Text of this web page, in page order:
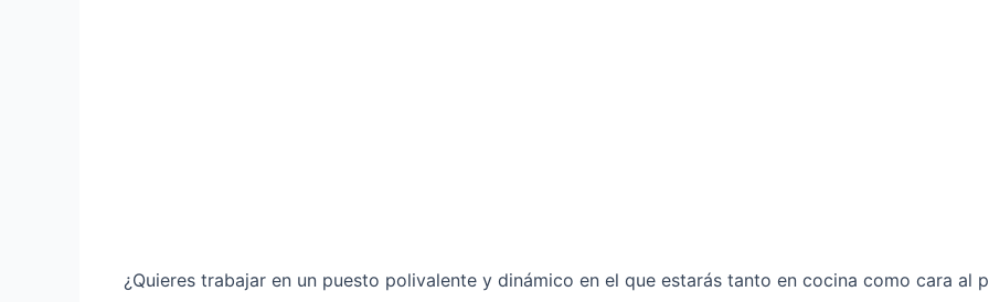
¿Quieres trabajar en un puesto polivalente y dinámico en el que estarás tanto en cocina como cara al